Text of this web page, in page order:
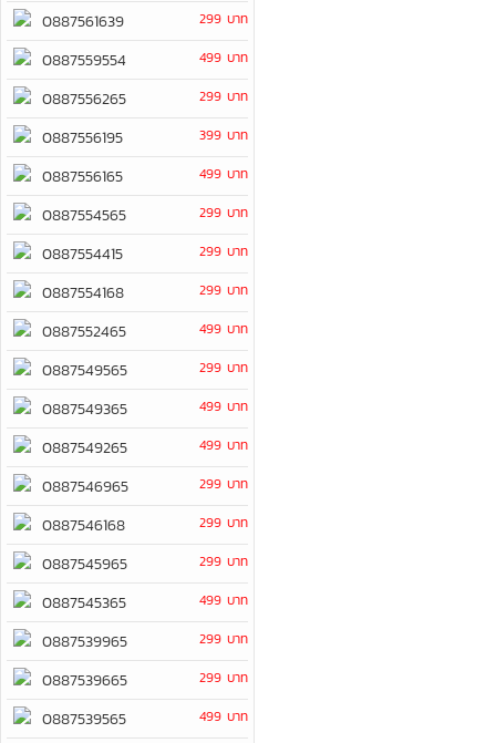
0887561639 299 บาท
0887559554 499 บาท
0887556265 299 บาท
0887556195 399 บาท
0887556165 499 บาท
0887554565 299 บาท
0887554415 299 บาท
0887554168 299 บาท
0887552465 499 บาท
0887549565 299 บาท
0887549365 499 บาท
0887549265 499 บาท
0887546965 299 บาท
0887546168 299 บาท
0887545965 299 บาท
0887545365 499 บาท
0887539965 299 บาท
0887539665 299 บาท
0887539565 499 บาท